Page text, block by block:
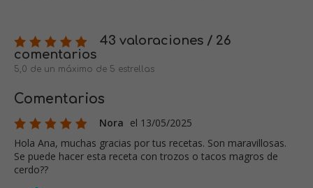
43 valoraciones / 26
comentarios
5,0 de un máximo de 5 estrellas
Comentarios
Nora el 13/05/2025
Hola Ana, muchas gracias por tus recetas. Son maravillosas.
Se puede hacer esta receta con trozos o tacos magros de
cerdo??